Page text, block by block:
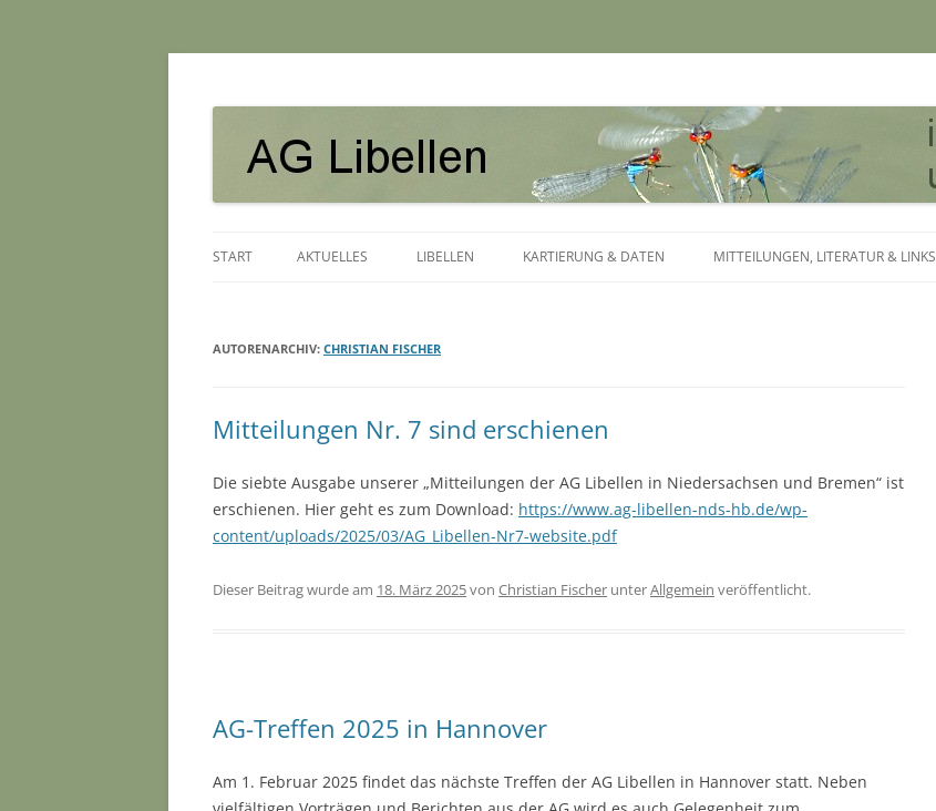
AG Libellen in Niedersachsen und Bremen
START AKTUELLES LIBELLEN KARTIERUNG & DATEN MITTEILUNGEN, LITERATUR & LINKS
AUTORENARCHIV: CHRISTIAN FISCHER
Mitteilungen Nr. 7 sind erschienen
Die siebte Ausgabe unserer „Mitteilungen der AG Libellen in Niedersachsen und Bremen“ ist
erschienen. Hier geht es zum Download: https://www.ag-libellen-nds-hb.de/wp-
content/uploads/2025/03/AG_Libellen-Nr7-website.pdf
Dieser Beitrag wurde am 18. März 2025von Christian Fischer unterAllgemein veröffentlicht.
AG-Treffen 2025 in Hannover
Am 1. Februar 2025 findet das nächste Treffen der AG Libellen in Hannover statt. Neben